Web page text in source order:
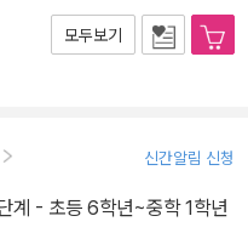
모두보기
신간알림 신청
계 - 초등 6학년~중학 1학년